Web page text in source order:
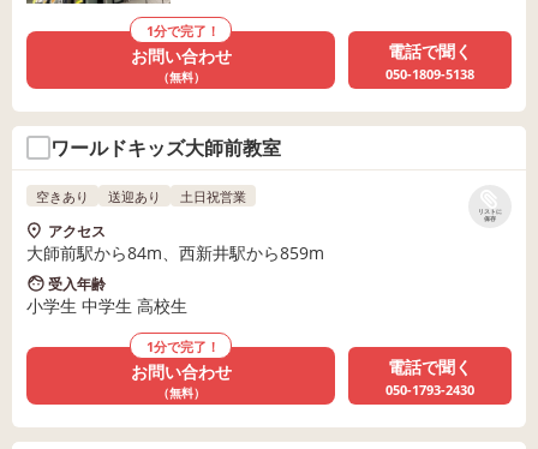
1分で完了！
お問い合わせ
（無料）
電話で聞く
050-1809-5138
ワールドキッズ大師前教室
リストに
保存
空きあり 送迎あり 土日祝営業
アクセス
大師前駅から84m、西新井駅から859m
受入年齢
小学生 中学生 高校生
1分で完了！
お問い合わせ
（無料）
電話で聞く
050-1793-2430